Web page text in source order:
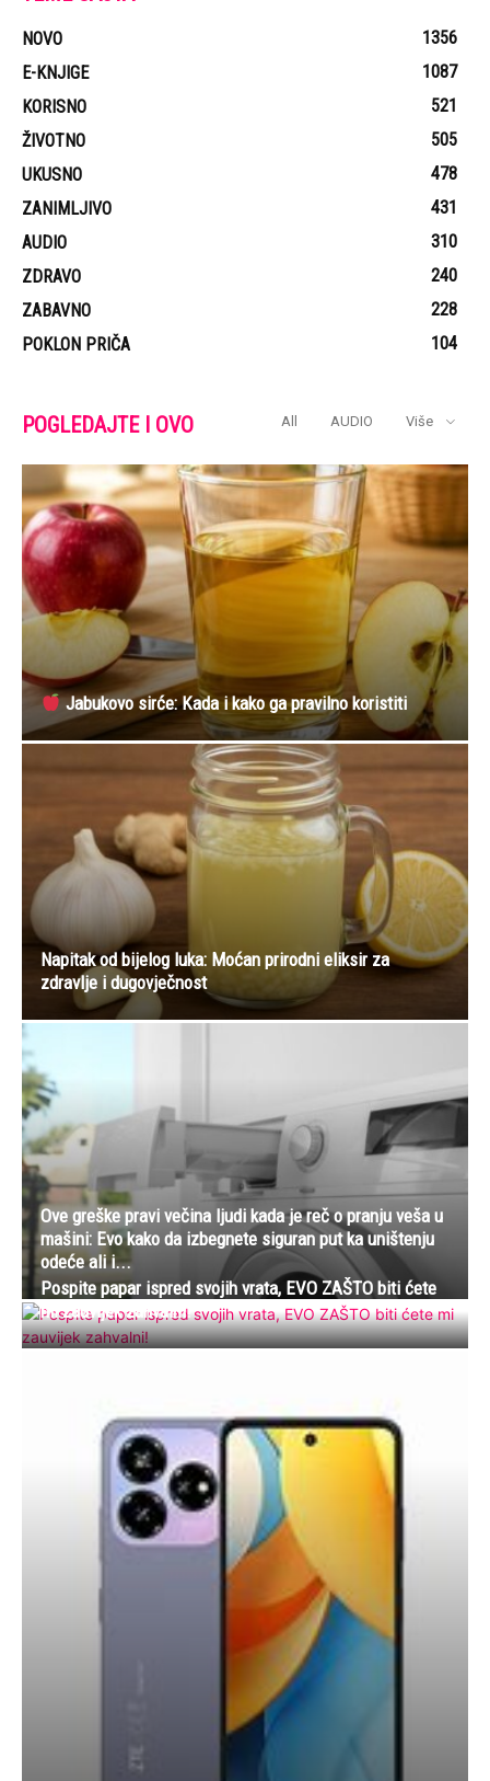
NOVO
1356
E-KNJIGE
1087
KORISNO
521
ŽIVOTNO
505
UKUSNO
478
ZANIMLJIVO
431
AUDIO
310
ZDRAVO
240
ZABAVNO
228
POKLON PRIČA
104
POGLEDAJTE I OVO All AUDIO Više
Jabukovo sirće: Kada i kako ga pravilno koristiti
Napitak od bijelog luka: Moćan prirodni eliksir za
zdravlje i dugovječnost
Ove greške pravi večina ljudi kada je reč o pranju veša u
mašini: Evo kako da izbegnete siguran put ka uništenju
odeće ali i...
Pospite papar ispred svojih vrata, EVO ZAŠTO biti ćete
mi zauvijek zahvalni!